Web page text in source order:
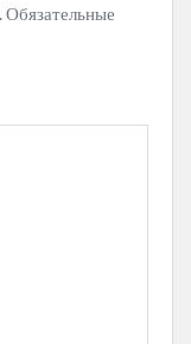
Обязательные